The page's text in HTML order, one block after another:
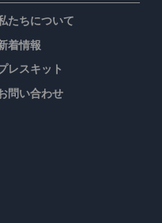
たちについて
着情報
レスキット
問い合わせ